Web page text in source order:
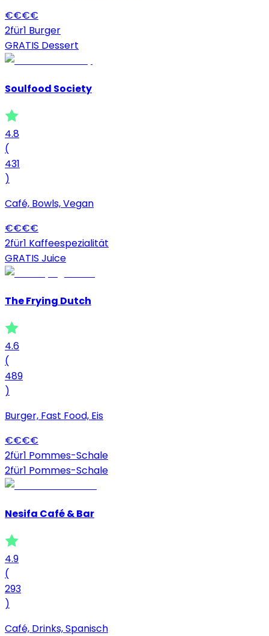
€€€€
2für1 Burger
GRATIS Dessert
Soulfood Society
4.8
(
431
)
Café, Bowls, Vegan
€€€€
2für1 Kaffeespezialität
GRATIS Juice
The Frying Dutch
4.6
(
489
)
Burger, Fast Food, Eis
€€€€
2für1 Pommes-Schale
2für1 Pommes-Schale
Nesifa Café & Bar
4.9
(
293
)
Café, Drinks, Spanisch